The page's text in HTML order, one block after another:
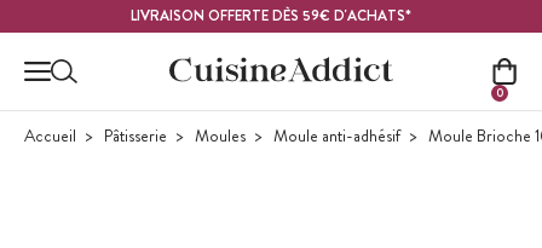
LIVRAISON OFFERTE DÈS 59€ D'ACHATS*
0
Accueil Pâtisserie Moules Moule anti-adhésif Moule Brioche